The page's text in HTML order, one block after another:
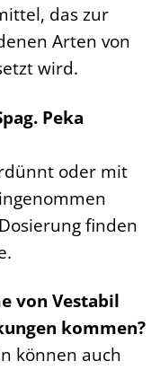
das zur
Arten von
wird.
Peka
oder mit
finden
von Vestabil
kommen?
können auch